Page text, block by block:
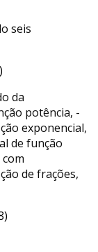
seis
da
potência, -
exponencial,
de função
de frações,